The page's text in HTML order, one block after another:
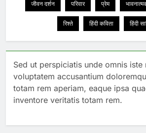
जीवन दर्शन परिवार प्रेम
रिश्ते हिंदी कविता हिंदी
Sed ut perspiciatis unde omnis iste
voluptatem accusantium
totam rem aperiam, eaque ipsa
inventore veritatis totam rem.